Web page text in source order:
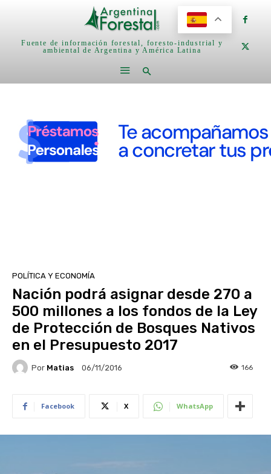
Fuente de información forestal, foresto-industrial y
ambiental de Argentina y América Latina
POLÍTICA Y ECONOMÍA
Nación podrá asignar desde 270 a
500 millones a los fondos de la Ley
de Protección de Bosques Nativos
en el Presupuesto 2017
Por Matias 06/11/2016 166
Facebook X WhatsApp